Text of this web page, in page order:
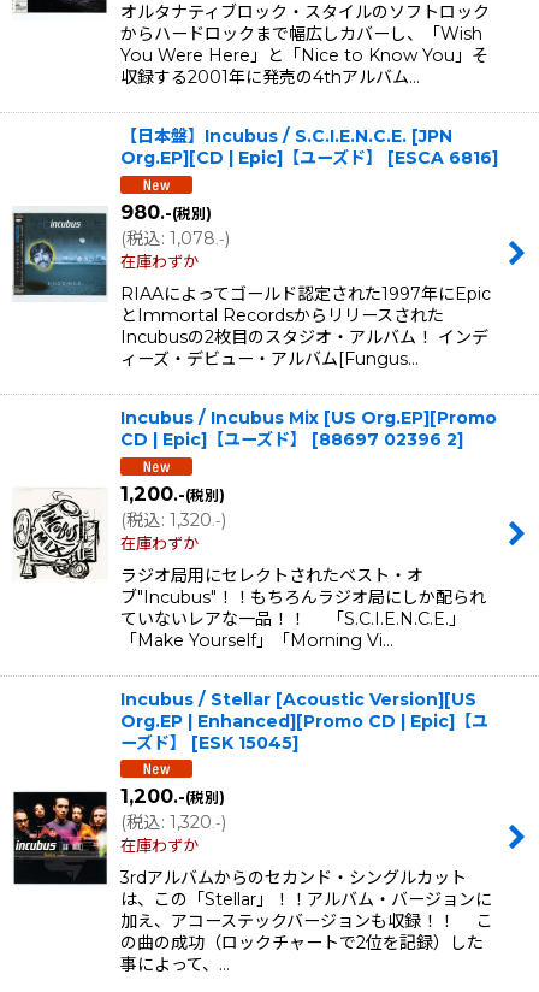
オルタナティブロック・スタイルのソフトロック
からハードロックまで幅広しカバーし、「Wish
You Were Here」と「Nice to Know You」そ
収録する2001年に発売の4thアルバム…
【日本盤】Incubus / S.C.I.E.N.C.E. [JPN
Org.EP][CD | Epic]【ユーズド】
[ESCA 6816]
980.-(税別)
(税込: 1,078.-)
在庫わずか
RIAAによってゴールド認定された1997年にEpic
とImmortal Recordsからリリースされた
Incubusの2枚目のスタジオ・アルバム！ インデ
ィーズ・デビュー・アルバム[Fungus…
Incubus / Incubus Mix [US Org.EP][Promo
CD | Epic]【ユーズド】
[88697 02396 2]
1,200.-(税別)
(税込: 1,320 .-)
在庫わずか
ラジオ局用にセレクトされたベスト・オ
ブ"Incubus"！！もちろんラジオ局にしか配られ
ていないレアな一品！！ 「S.C.I.E.N.C.E.」
「Make Yourself」「Morning Vi…
Incubus / Stellar [Acoustic Version][US
Org.EP | Enhanced][Promo CD | Epic]【ユ
ーズド】
[ESK 15045]
1,200.-(税別)
(税込: 1,320.-)
在庫わずか
3rdアルバムからのセカンド・シングルカット
は、この「Stellar」！！アルバム・バージョンに
加え、アコーステックバージョンも収録！！ こ
の曲の成功（ロックチャートで2位を記録）した
事によって、…